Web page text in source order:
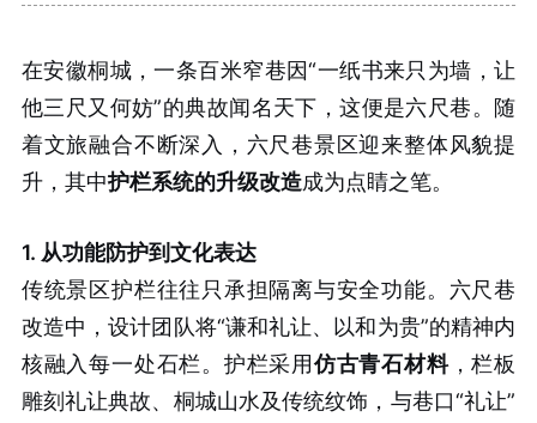
在安徽桐城，一条百米窄巷因“一纸书来只为墙，让
他三尺又何妨”的典故闻名天下，这便是六尺巷。随
着文旅融合不断深入，六尺巷景区迎来整体风貌提
升，其中护栏系统的升级改造成为点睛之笔。
1. 从功能防护到文化表达
传统景区护栏往往只承担隔离与安全功能。六尺巷
改造中，设计团队将“谦和礼让、以和为贵”的精神内
核融入每一处石栏。护栏采用仿古青石材料，栏板
雕刻礼让典故、桐城山水及传统纹饰，与巷口“礼让”